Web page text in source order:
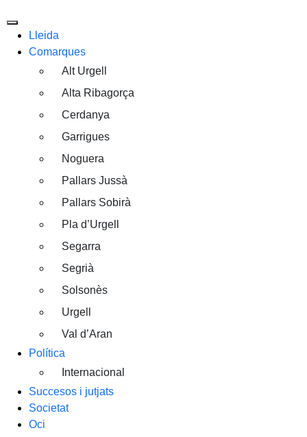
Lleida
Comarques
Alt Urgell
Alta Ribagorça
Cerdanya
Garrigues
Noguera
Pallars Jussà
Pallars Sobirà
Pla d’Urgell
Segarra
Segrià
Solsonès
Urgell
Val d’Aran
Política
Internacional
Succesos i jutjats
Societat
Oci